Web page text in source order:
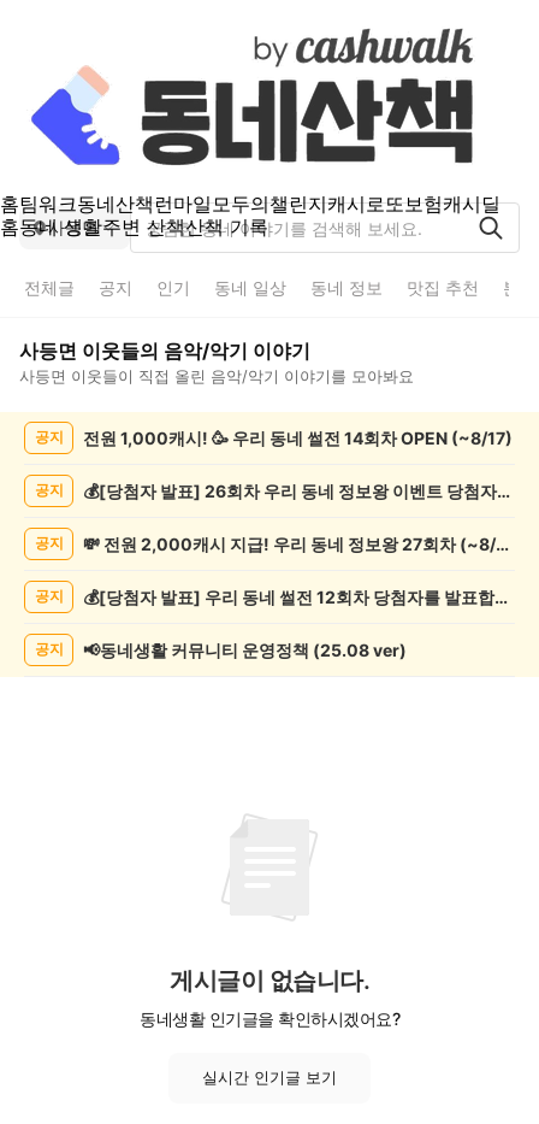
홈팀워크동네산책런마일모두의챌린지캐시로또보험캐시딜
홈동네 생활주변 산책산책 기록
사등면
전체글 공지 인기 동네 일상 동네 정보 맛집 추천 분
사등면 이웃들의 음악/악기 이야기
사등면 이웃들이 직접 올린 음악/악기 이야기를 모아봐요
록
공지 전원 1,000캐시! 🥳 우리 동네 썰전 14회차 OPEN (~8/17)
공지 💰[당첨자 발표] 26회차 우리 동네 정보왕 이벤트 당첨자를 발표합니다!
공지 💸 전원 2,000캐시 지급! 우리 동네 정보왕 27회차 (~8/10)
공지 💰[당첨자 발표] 우리 동네 썰전 12회차 당첨자를 발표합니다!
공지 📢동네생활 커뮤니티 운영정책 (25.08 ver)
게시글이 없습니다.
동네생활 인기글을 확인하시겠어요?
실시간 인기글 보기